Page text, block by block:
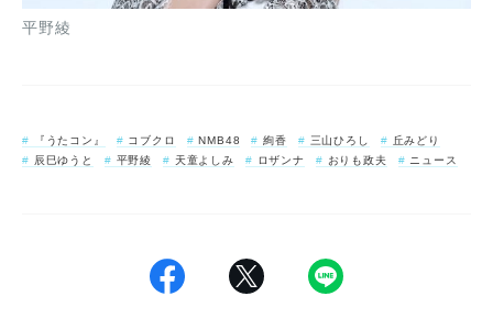
平野綾
『うたコン』 コブクロ NMB48 絢香 三山ひろし
丘みどり
辰巳ゆうと
平野綾 天童よしみ ロザンナ おりも政夫 ニュース